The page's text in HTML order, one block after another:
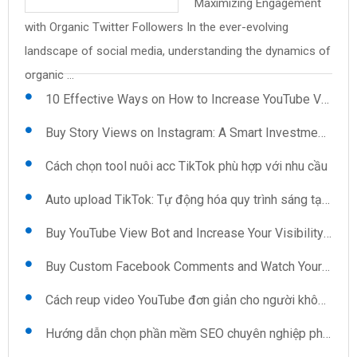
Uploader: Features You
Can't Ignore .cs59BBC98{text-align:left;text-
indent:0pt;margin:12pt 0pt 12pt ...
Maximizing Engagement
with Organic Twitter Followers In the ever-evolving
landscape of social media, understanding the dynamics of
organic ...
mềm quét số điện thoại
trên Google Map Trong thời đại số hóa hiện nay, việc thu
thập ...
pháp cho những ai ngại
giao tiếp Khi xã hội ngày càng phát triển, việc kết nối và ...
Save Time and Effort on
Video Uploads In the fast-paced world of content
creation, efficiency is key, especially when it ...
and Views: The Secret to
Instant Credibility In today's digital landscape, having a
robust presence on platforms like ...
Reup video YouTube: Kỹ thuật và mẹo
10 Effective Ways on How to Increase YouTube Views Automatically
Buy Story Views on Instagram: A Smart Investment for Growth
Cách chọn tool nuôi acc TikTok phù hợp với nhu cầu
Auto upload TikTok: Tự động hóa quy trình sáng tạo nội dung
Buy YouTube View Bot and Increase Your Visibility Now
Buy Custom Facebook Comments and Watch Your Interaction Soar
Cách reup video YouTube đơn giản cho người không chuyên
Hướng dẫn chọn phần mềm SEO chuyên nghiệp phù hợp cho doanh nghiệp